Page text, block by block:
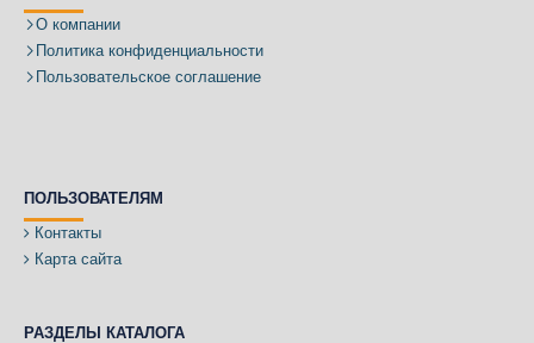
О компании
Политика конфиденциальности
Пользовательское соглашение
ПОЛЬЗОВАТЕЛЯМ
Контакты
Карта сайта
РАЗДЕЛЫ КАТАЛОГА